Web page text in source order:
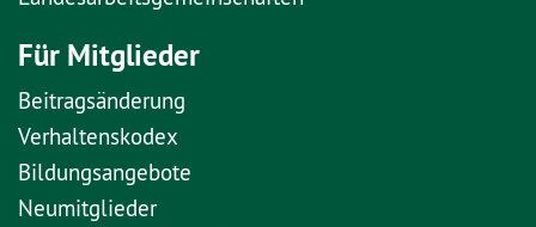
Für Mitglieder
Beitragsänderung
Verhaltenskodex
Bildungsangebote
Neumitglieder